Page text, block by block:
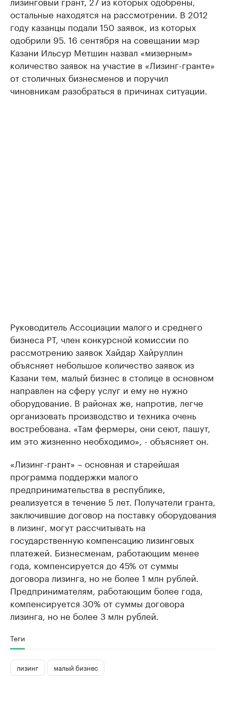
остальные находятся на рассмотрении. В 2012
году казанцы подали 150 заявок, из которых
одобрили 95. 16 сентября на совещании мэр
Казани Ильсур Метшин назвал «мизерным»
количество заявок на участие в «Лизинг-гранте»
от столичных бизнесменов и поручил
чиновникам разобраться в причинах ситуации.
Руководитель Ассоциации малого и среднего
бизнеса РТ, член конкурсной комиссии по
рассмотрению заявок Хайдар Хайруллин
объясняет небольшое количество заявок из
Казани тем, малый бизнес в столице в основном
направлен на сферу услуг и ему не нужно
оборудование. В районах же, напротив, легче
организовать производство и техника очень
востребована. «Там фермеры, они сеют, пашут,
им это жизненно необходимо», - объясняет он.
«Лизинг-грант» – основная и старейшая
программа поддержки малого
предпринимательства в республике,
реализуется в течение 5 лет. Получатели гранта,
заключившие договор на поставку оборудования
в лизинг, могут рассчитывать на
государственную компенсацию лизинговых
платежей. Бизнесменам, работающим менее
года, компенсируется до 45% от суммы
договора лизинга, но не более 1 млн рублей.
Предпринимателям, работающим более года,
компенсируется 30% от суммы договора
лизинга, но не более 3 млн рублей.
Теги
лизинг малый бизнес